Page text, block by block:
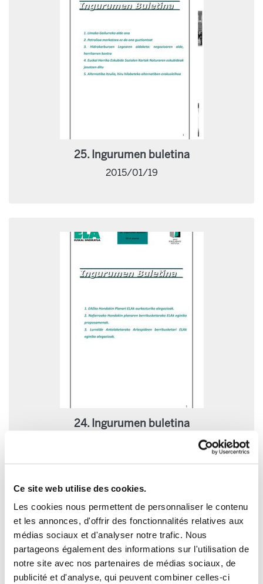
Ce site web utilise des cookies.
Les cookies nous permettent de personnaliser le contenu
et les annonces, d'offrir des fonctionnalités relatives aux
médias sociaux et d'analyser notre trafic. Nous
partageons également des informations sur l'utilisation de
notre site avec nos partenaires de médias sociaux, de
publicité et d'analyse, qui peuvent combiner celles-ci
25. Ingurumen buletina
2015/01/19
24. Ingurumen buletina